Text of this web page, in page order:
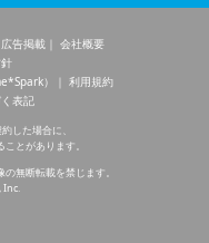
広告掲載
会社概要
）
利用規約
表記
した場合に、
とがあります。
無断転載を禁じます。
Inc.